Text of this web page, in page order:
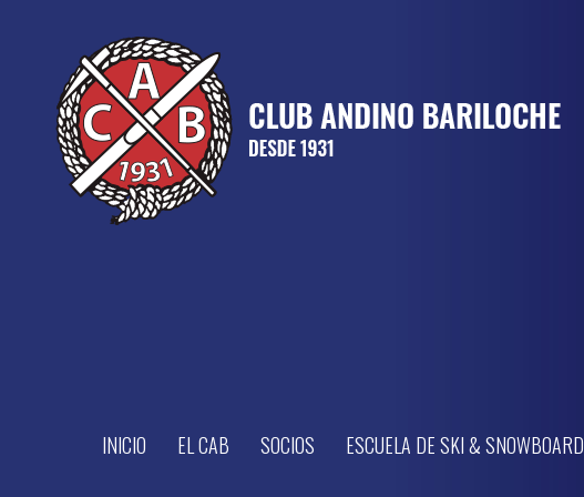
INICIO EL CAB SOCIOS ESCUELA DE SKI & SNOWBOARD